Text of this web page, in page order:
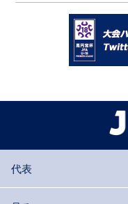
代表